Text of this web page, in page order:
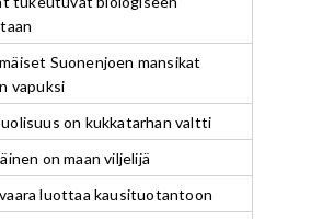
Suonenjoen mansikat
vapuksi
on kukkatarhan valtti
on maan viljelijä
luottaa kausituotantoon